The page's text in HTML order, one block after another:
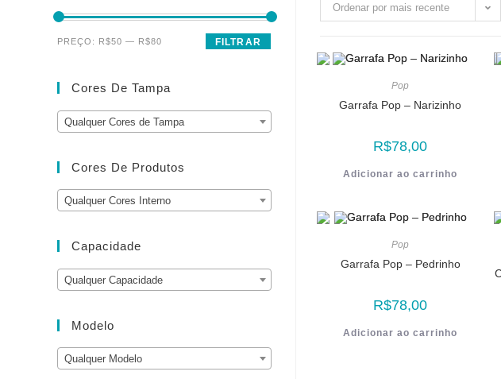
FILTRAR
PREÇO: R$50 — R$80
Cores De Tampa
Qualquer Cores de Tampa
Cores De Produtos
Qualquer Cores Interno
Capacidade
Qualquer Capacidade
Modelo
Qualquer Modelo
Ordenar por mais recente
Pop
Garrafa Pop – Narizinho
R$78,00
Adicionar ao carrinho
Pop
Garrafa Pop – Pedrinho
R$78,00
Adicionar ao carrinho